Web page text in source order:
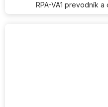
RPA-VA1 prevodník